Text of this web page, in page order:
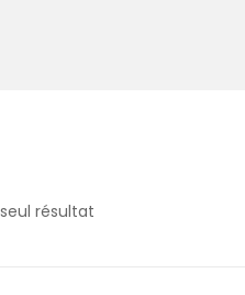
résultat